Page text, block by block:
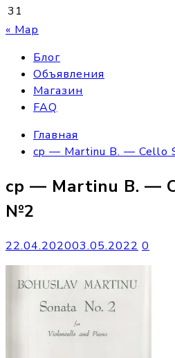
31
« Мар
Блог
Объявления
Магазин
FAQ
Главная
cp — Martinu B. — Cello
cp — Martinu B. —
№2
22.04.202003.05.2022 0